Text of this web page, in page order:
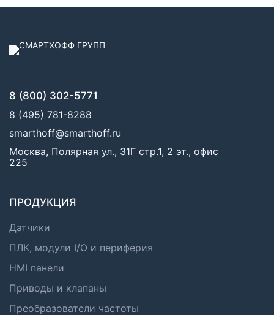
8 (800) 302-5771
8 (495) 781-8288
smarthoff@smarthoff.ru
Москва, Полярная ул., 31Г стр.1, 2 эт., офис
225
ПРОДУКЦИЯ
Датчики
ПЛК, модули I/O и периферия
HMI панели
Приводы и клапаны
Преобразователи частоты